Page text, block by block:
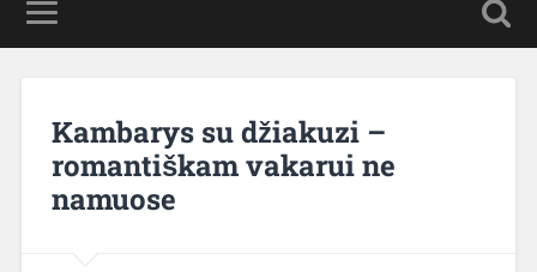
Kambarys su džiakuzi –
romantiškam vakarui ne
namuose